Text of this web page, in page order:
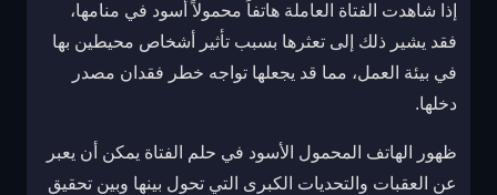
إذا شاهدت الفتاة العاملة هاتفاً محمولاً أسود في منامها،
فقد يشير ذلك إلى تعثرها بسبب تأثير أشخاص محيطين بها
في بيئة العمل، مما قد يجعلها تواجه خطر فقدان مصدر
دخلها.
ظهور الهاتف المحمول الأسود في حلم الفتاة يمكن أن يعبر
عن العقبات والتحديات الكبرى التي تحول بينها وبين تحقيق